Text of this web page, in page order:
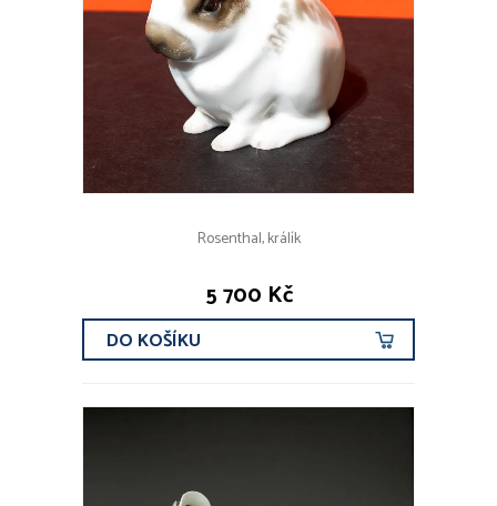
Rosenthal, králík
5 700 Kč
DO KOŠÍKU